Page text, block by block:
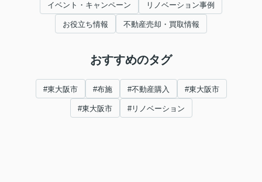
イベント・キャンペーン リノベーション事例
お役立ち情報 不動産売却・買取情報
おすすめのタグ
#東大阪市 #布施 #不動産購入 #東大阪市
#東大阪市 #リノベーション